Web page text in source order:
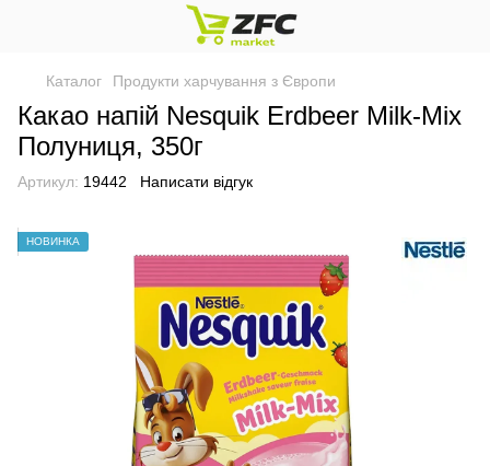
Каталог Продукти харчування з Європи
Какао напій Nesquik Erdbeer Milk-Mix
Полуниця, 350г
Артикул: 19442 Написати відгук
НОВИНКА